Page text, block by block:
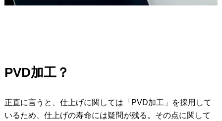
PVD加工？
正直に言うと、仕上げに関しては「PVD加工」を採用して
いるため、仕上げの寿命には疑問が残る。その点に関して